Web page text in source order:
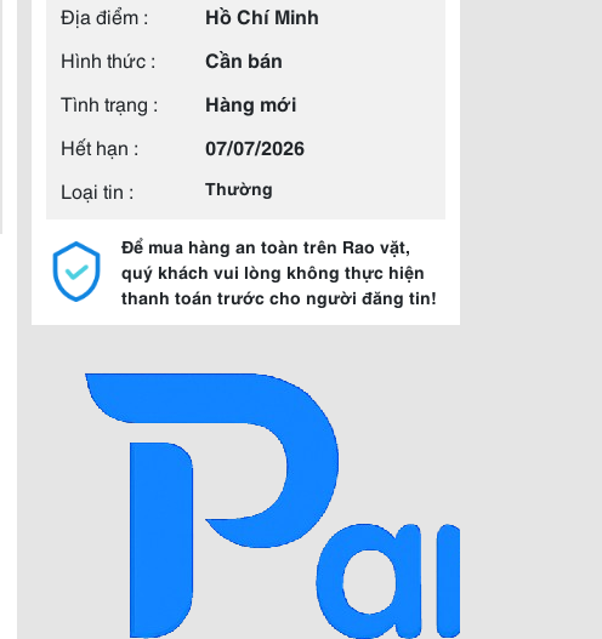
Địa điểm :
Hồ Chí Minh
Hình thức :
Cần bán
Tình trạng :
Hàng mới
Hết hạn :
07/07/2026
Loại tin :
Thường
Để mua hàng an toàn trên Rao vặt,
quý khách vui lòng không thực hiện
thanh toán trước cho người đăng tin!